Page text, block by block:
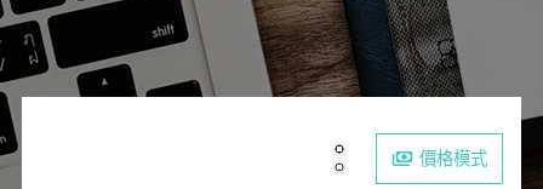
價格模式